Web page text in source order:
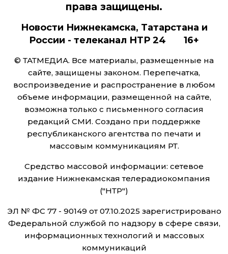
права защищены.
Новости Нижнекамска, Татарстана и
России - телеканал НТР 24 16+
© ТАТМЕДИА. Все материалы, размещенные на
сайте, защищены законом. Перепечатка,
воспроизведение и распространение в любом
объеме информации, размещенной на сайте,
возможна только с письменного согласия
редакций СМИ. Создано при поддержке
республиканского агентства по печати и
массовым коммуникациям РТ.
Средство массовой информации: сетевое
издание Нижнекамская телерадиокомпания
("НТР")
ЭЛ № ФС 77 - 90149 от 07.10.2025 зарегистрировано
Федеральной службой по надзору в сфере связи,
информационных технологий и массовых
коммуникаций